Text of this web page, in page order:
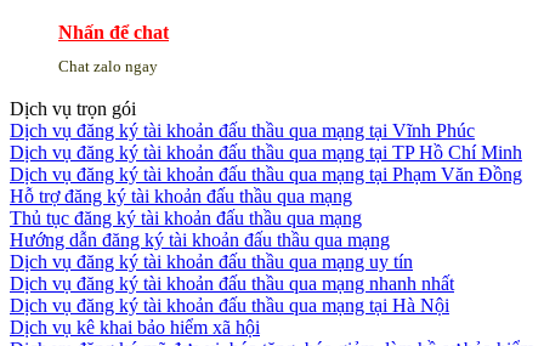
Nhấn để chat
Chat zalo ngay
Dịch vụ trọn gói
Dịch vụ đăng ký tài khoản đấu thầu qua mạng tại Vĩnh Phúc
Dịch vụ đăng ký tài khoản đấu thầu qua mạng tại TP Hồ Chí Minh
Dịch vụ đăng ký tài khoản đấu thầu qua mạng tại Phạm Văn Đồng
Hỗ trợ đăng ký tài khoản đấu thầu qua mạng
Thủ tục đăng ký tài khoản đấu thầu qua mạng
Hướng dẫn đăng ký tài khoản đấu thầu qua mạng
Dịch vụ đăng ký tài khoản đấu thầu qua mạng uy tín
Dịch vụ đăng ký tài khoản đấu thầu qua mạng nhanh nhất
Dịch vụ đăng ký tài khoản đấu thầu qua mạng tại Hà Nội
Dịch vụ kê khai bảo hiểm xã hội